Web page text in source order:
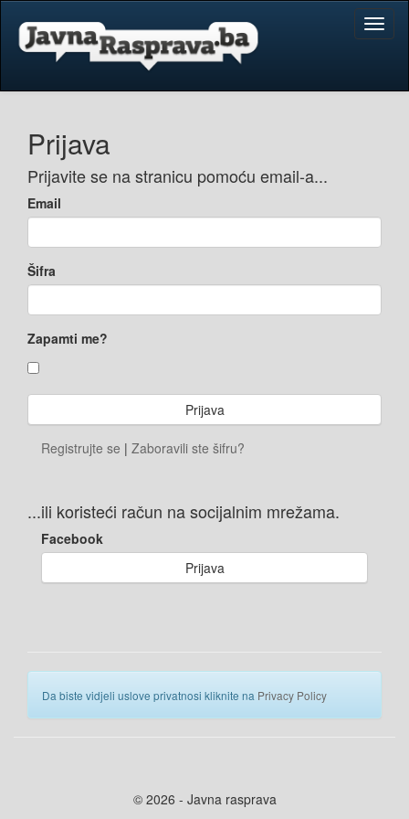
Prijava
Prijavite se na stranicu pomoću email-a...
Email
Šifra
Zapamti me?
Registrujte se | Zaboravili ste šifru?
...ili koristeći račun na socijalnim mrežama.
Facebook
Prijava
Da biste vidjeli uslove privatnosi kliknite na Privacy Policy
© 2026 - Javna rasprava